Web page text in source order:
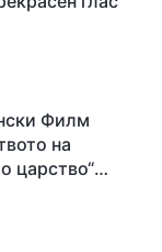
Филм
на
царство“